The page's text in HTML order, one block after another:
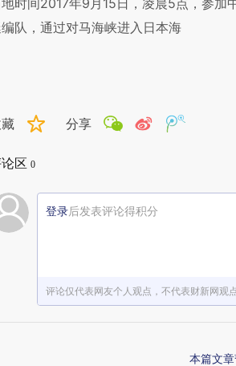
时间2017年9月15日，凌晨5点，参加
队，通过对马海峡进入日本海
分享
区 0
登录后发表评论得积分
评论仅代表网友个人观点，不代表财新网观
本篇文